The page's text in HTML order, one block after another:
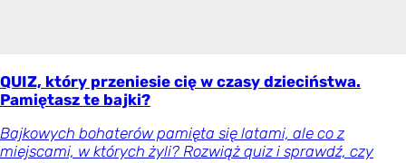
QUIZ, który przeniesie cię w czasy dzieciństwa.
Pamiętasz te bajki?
Bajkowych bohaterów pamięta się latami, ale co z
miejscami, w których żyli? Rozwiąż quiz i sprawdź, czy